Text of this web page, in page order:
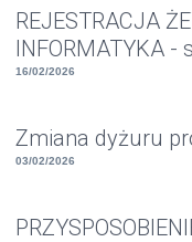
REJESTRACJA
INFORMATYKA -
16/02/2026
Zmiana dyżuru
03/02/2026